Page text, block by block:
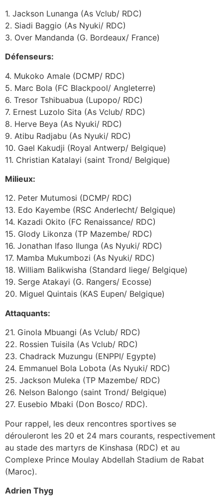
1. Jackson Lunanga (As Vclub/ RDC)
2. Siadi Baggio (As Nyuki/ RDC)
3. Over Mandanda (G. Bordeaux/ France)
Défenseurs:
4. Mukoko Amale (DCMP/ RDC)
5. Marc Bola (FC Blackpool/ Angleterre)
6. Tresor Tshibuabua (Lupopo/ RDC)
7. Ernest Luzolo Sita (As Vclub/ RDC)
8. Herve Beya (As Nyuki/ RDC)
9. Atibu Radjabu (As Nyuki/ RDC)
10. Gael Kakudji (Royal Antwerp/ Belgique)
11. Christian Katalayi (saint Trond/ Belgique)
Milieux:
12. Peter Mutumosi (DCMP/ RDC)
13. Edo Kayembe (RSC Anderlecht/ Belgique)
14. Kazadi Okito (FC Renaissance/ RDC)
15. Glody Likonza (TP Mazembe/ RDC)
16. Jonathan Ifaso Ilunga (As Nyuki/ RDC)
17. Mamba Mukumbozi (As Nyuki/ RDC)
18. William Balikwisha (Standard liege/ Belgique)
19. Serge Atakayi (G. Rangers/ Ecosse)
20. Miguel Quintais (KAS Eupen/ Belgique)
Attaquants:
21. Ginola Mbuangi (As Vclub/ RDC)
22. Rossien Tuisila (As Vclub/ RDC)
23. Chadrack Muzungu (ENPPI/ Egypte)
24. Emmanuel Bola Lobota (As Nyuki/ RDC)
25. Jackson Muleka (TP Mazembe/ RDC)
26. Nelson Balongo (saint Trond/ Belgique)
27. Eusebio Mbaki (Don Bosco/ RDC).
Pour rappel, les deux rencontres sportives se
dérouleront les 20 et 24 mars courants, respectivement
au stade des martyrs de Kinshasa (RDC) et au
Complexe Prince Moulay Abdellah Stadium de Rabat
(Maroc).
Adrien Thyg